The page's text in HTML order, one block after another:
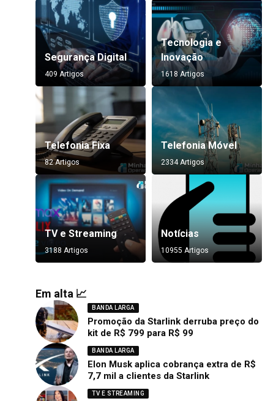
Segurança Digital
409 Artigos
Tecnologia e
Inovação
1618 Artigos
Telefonia Fixa
82 Artigos
Telefonia Móvel
2334 Artigos
TV e Streaming
3188 Artigos
Notícias
10955 Artigos
Em alta 📈
BANDA LARGA
Promoção da Starlink derruba preço do
kit de R$ 799 para R$ 99
BANDA LARGA
Elon Musk aplica cobrança extra de R$
7,7 mil a clientes da Starlink
TV E STREAMING